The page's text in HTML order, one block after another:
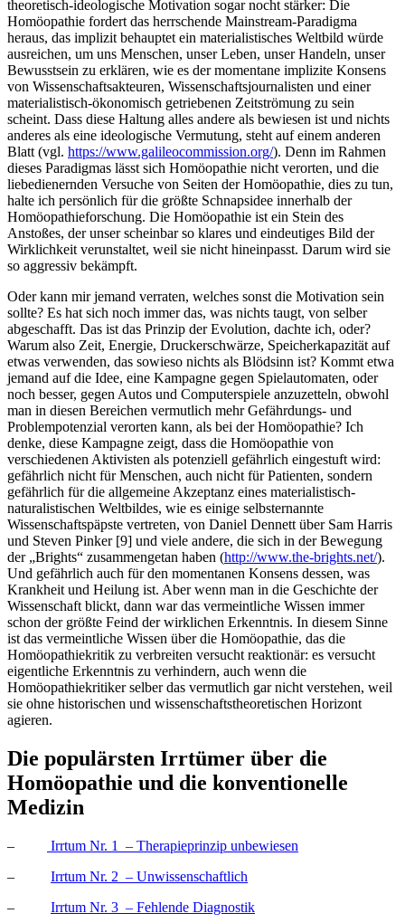
theoretisch-ideologische Motivation sogar nocht stärker: Die
Homöopathie fordert das herrschende Mainstream-Paradigma
heraus, das implizit behauptet ein materialistisches Weltbild würde
ausreichen, um uns Menschen, unser Leben, unser Handeln, unser
Bewusstsein zu erklären, wie es der momentane implizite Konsens
von Wissenschaftsakteuren, Wissenschaftsjournalisten und einer
materialistisch-ökonomisch getriebenen Zeitströmung zu sein
scheint. Dass diese Haltung alles andere als bewiesen ist und nichts
anderes als eine ideologische Vermutung, steht auf einem anderen
Blatt (vgl. https://www.galileocommission.org/). Denn im Rahmen
dieses Paradigmas lässt sich Homöopathie nicht verorten, und die
liebedienernden Versuche von Seiten der Homöopathie, dies zu tun,
halte ich persönlich für die größte Schnapsidee innerhalb der
Homöopathieforschung. Die Homöopathie ist ein Stein des
Anstoßes, der unser scheinbar so klares und eindeutiges Bild der
Wirklichkeit verunstaltet, weil sie nicht hineinpasst. Darum wird sie
so aggressiv bekämpft.
Oder kann mir jemand verraten, welches sonst die Motivation sein
sollte? Es hat sich noch immer das, was nichts taugt, von selber
abgeschafft. Das ist das Prinzip der Evolution, dachte ich, oder?
Warum also Zeit, Energie, Druckerschwärze, Speicherkapazität auf
etwas verwenden, das sowieso nichts als Blödsinn ist? Kommt etwa
jemand auf die Idee, eine Kampagne gegen Spielautomaten, oder
noch besser, gegen Autos und Computerspiele anzuzetteln, obwohl
man in diesen Bereichen vermutlich mehr Gefährdungs- und
Problempotenzial verorten kann, als bei der Homöopathie? Ich
denke, diese Kampagne zeigt, dass die Homöopathie von
verschiedenen Aktivisten als potenziell gefährlich eingestuft wird:
gefährlich nicht für Menschen, auch nicht für Patienten, sondern
gefährlich für die allgemeine Akzeptanz eines materialistisch-
naturalistischen Weltbildes, wie es einige selbsternannte
Wissenschaftspäpste vertreten, von Daniel Dennett über Sam Harris
und Steven Pinker [9] und viele andere, die sich in der Bewegung
der „Brights“ zusammengetan haben (http://www.the-brights.net/).
Und gefährlich auch für den momentanen Konsens dessen, was
Krankheit und Heilung ist. Aber wenn man in die Geschichte der
Wissenschaft blickt, dann war das vermeintliche Wissen immer
schon der größte Feind der wirklichen Erkenntnis. In diesem Sinne
ist das vermeintliche Wissen über die Homöopathie, das die
Homöopathiekritik zu verbreiten versucht reaktionär: es versucht
eigentliche Erkenntnis zu verhindern, auch wenn die
Homöopathiekritiker selber das vermutlich gar nicht verstehen, weil
sie ohne historischen und wissenschaftstheoretischen Horizont
agieren.
Die populärsten Irrtümer über die
Homöopathie und die konventionelle
Medizin
–
Irrtum Nr. 1 – Therapieprinzip unbewiesen
– Irrtum Nr. 2 – Unwissenschaftlich
– Irrtum Nr. 3 – Fehlende Diagnostik